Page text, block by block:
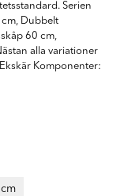
Serien
cm, Dubbelt
60 cm,
alla variationer
Komponenter: